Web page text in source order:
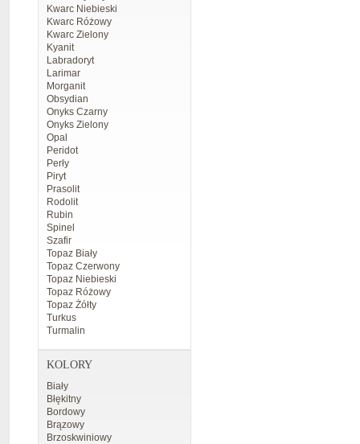
Kwarc Niebieski
Kwarc Różowy
Kwarc Zielony
Kyanit
Labradoryt
Larimar
Morganit
Obsydian
Onyks Czarny
Onyks Zielony
Opal
Peridot
Perły
Piryt
Prasolit
Rodolit
Rubin
Spinel
Szafir
Topaz Biały
Topaz Czerwony
Topaz Niebieski
Topaz Różowy
Topaz Żółty
Turkus
Turmalin
KOLORY
Biały
Błękitny
Bordowy
Brązowy
Brzoskwiniowy